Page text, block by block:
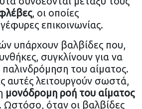
, οι οποίες
επικοινωνίας.
υπάρχουν βαλβίδες που,
συγκλίνουν για να
του αίματος.
αυτές λειτουργούν σωστά,
μονόδρομη ροή του αίματος
Ωστόσο, όταν οι βαλβίδες